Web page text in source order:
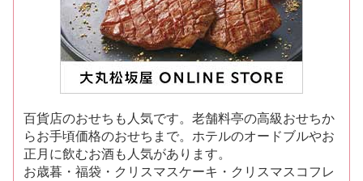
百貨店のおせちも人気です。老舗料亭の高級おせちか
らお手頃価格のおせちまで。ホテルのオードブルやお
正月に飲むお酒も人気があります。
お歳暮・福袋・クリスマスケーキ・クリスマスコフレ